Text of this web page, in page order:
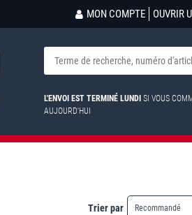
MON COMPTE OUVRIR
L'ENVOI EST TERMINÉ LUNDI SI VOUS
AUJOURD'HUI